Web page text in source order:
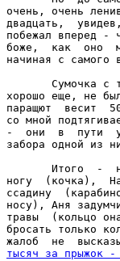
очень, очень
двадцать,
побежал вперед -
боже,  как  оно
начиная с самого
Сумочка с
хорошо еще, не
паращют  весит
со мной
-  они  в  пути
забора одной из
Итого  -
ногу  (кочка),
ссадину
носу), Аня
травы  (кольцо
бросать только
тысяч за прыжок